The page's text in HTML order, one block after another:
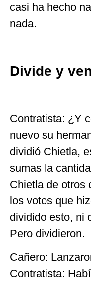
casi ha hecho
nada.
Divide y
Contratista: ¿Y
nuevo su
dividió Chietla,
sumas la
Chietla de otros
los votos que
dividido esto, ni
Pero dividieron.
Cañero:
Contratista: